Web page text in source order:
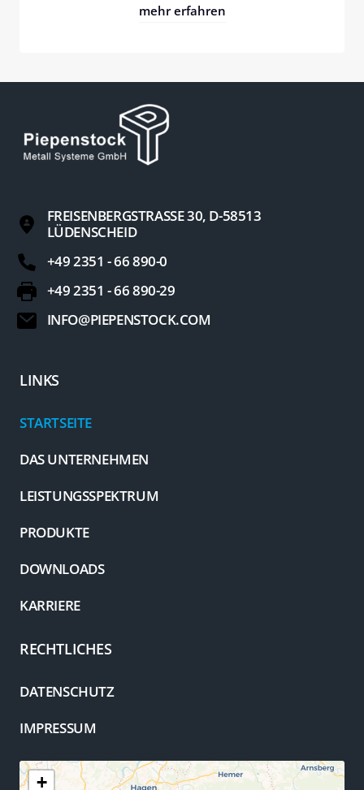
mehr erfahren
FREISENBERGSTRASSE 30, D-58513 L
ÜDENSCHEID
+49 2351 - 66 890-0
+49 2351 - 66 890-29
INFO@PIEPENSTOCK.COM
LINKS
STARTSEITE
DAS UNTERNEHMEN
LEISTUNGSSPEKTRUM
PRODUKTE
DOWNLOADS
KARRIERE
RECHTLICHES
DATENSCHUTZ
IMPRESSUM
+